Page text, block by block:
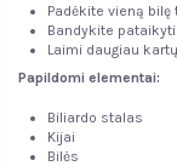
Padėkite vieną bilę
Bandykite
Laimi daugiau
Papildomi elementai:
Biliardo stalas
Kijai
Bilės